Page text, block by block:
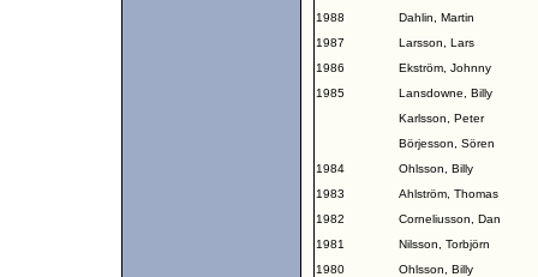
1988
Dahlin, Martin
1987
Larsson, Lars
1986
Ekström, Johnny
1985
Lansdowne, Billy
Karlsson, Peter
Börjesson, Sören
1984
Ohlsson, Billy
1983
Ahlström, Thomas
1982
Corneliusson, Dan
1981
Nilsson, Torbjörn
1980
Ohlsson, Billy